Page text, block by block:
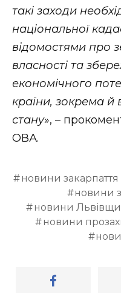
такі заходи
національної
відомостями про
власності та
економічного
країни, зокрема й
стану», –
ОВА.
новини закарпаття
новини
новини
новини